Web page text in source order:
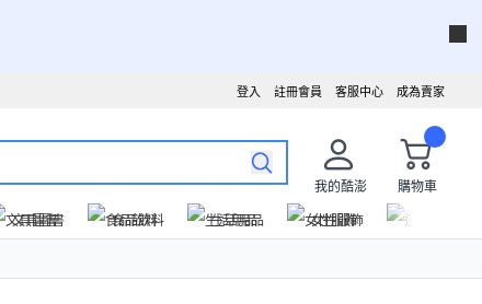
成為賣家
客服中心
註冊會員
登入
我的酷澎
購物車
文具圖書 食品飲料 生活用品 女性服飾